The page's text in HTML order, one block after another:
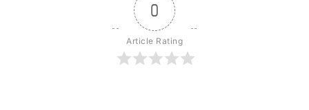
0
Article Rating